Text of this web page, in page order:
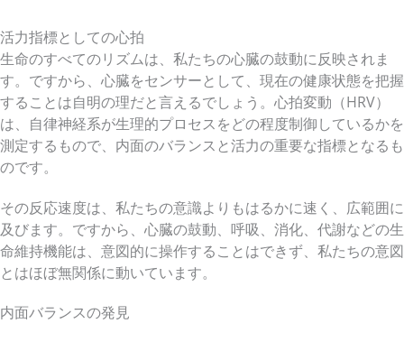
活力指標としての心拍
生命のすべてのリズムは、私たちの心臓の鼓動に反映されま
す。ですから、心臓をセンサーとして、現在の健康状態を把握
することは自明の理だと言えるでしょう。心拍変動（HRV）
は、自律神経系が生理的プロセスをどの程度制御しているかを
測定するもので、内面のバランスと活力の重要な指標となるも
のです。
その反応速度は、私たちの意識よりもはるかに速く、広範囲に
及びます。ですから、心臓の鼓動、呼吸、消化、代謝などの生
命維持機能は、意図的に操作することはできず、私たちの意図
とはほぼ無関係に動いています。
内面バランスの発見